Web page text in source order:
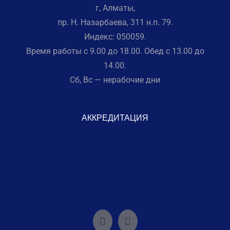
г, Алматы,
пр. Н. Назарбаева, 311 н.п. 79.
Индекс: 050059.
Время работы с 9.00 до 18.00. Обед с 13.00 до
14.00.
Сб, Вс — нерабочие дни
АККРЕДИТАЦИЯ